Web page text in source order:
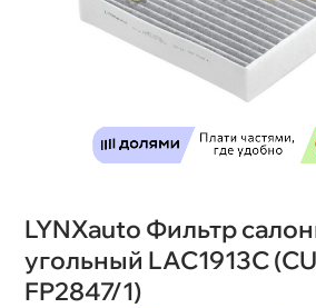
LYNXauto Фильтр
угольный LAC1913C
FP2847/1)